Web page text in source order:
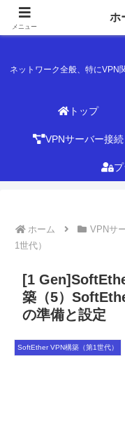
ホ
ネットワーク全般、特にVPN
トップ
VPNサーバー接続
ホーム VPNサ
1世代）
[1
築（5）
の準備と設定
SoftEther VPN構築（第1世代）
メニュー
ホ